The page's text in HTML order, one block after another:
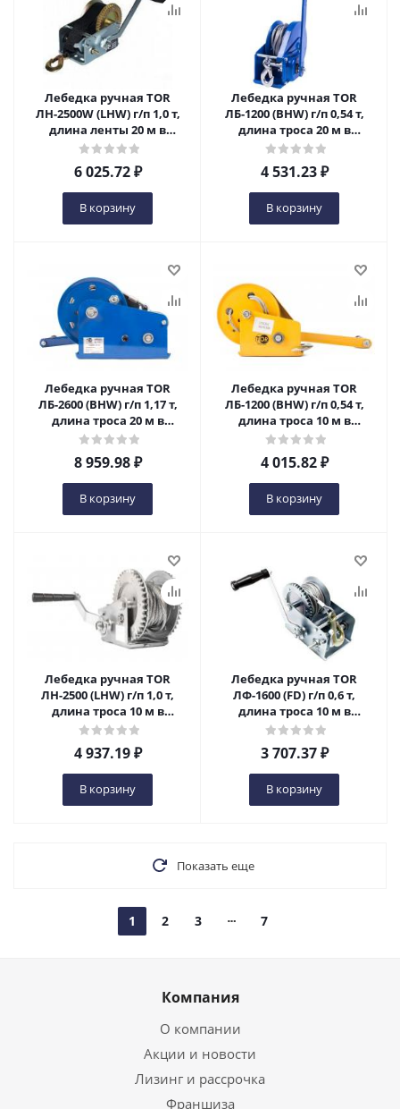
Лебедка ручная TOR
ЛН-2500W (LHW) г/п 1,0 т,
длина ленты 20 м в
Ижевске
6 025.72₽
В корзину
Лебедка ручная TOR
ЛБ-1200 (BHW) г/п 0,54 т,
длина троса 20 м в
Ижевске
4 531.23₽
В корзину
Лебедка ручная TOR
ЛБ-2600 (BHW) г/п 1,17 т,
длина троса 20 м в
Ижевске
8 959.98₽
В корзину
Лебедка ручная TOR
ЛБ-1200 (BHW) г/п 0,54 т,
длина троса 10 м в
Ижевске
4 015.82₽
В корзину
Лебедка ручная TOR
ЛН-2500 (LHW) г/п 1,0 т,
длина троса 10 м в
Ижевске
4 937.19₽
В корзину
Лебедка ручная TOR
ЛФ-1600 (FD) г/п 0,6 т,
длина троса 10 м в
Ижевске
3 707.37₽
В корзину
Показать еще
1 2 3 7
Компания
О компании
Акции и новости
Лизинг и рассрочка
Франшиза